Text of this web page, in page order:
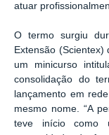
atuar
O termo surgiu
Extensão
um minicurso
consolidação do
lançamento em
mesmo nome. “A
teve início como